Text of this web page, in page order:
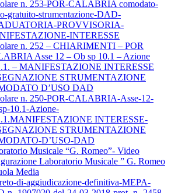
n. 253-POR-CALABRIA comodato-
gratuito-strumentazione-DAD-
PROVVISORIA-
INTERESSE
n. 252 – CHIARIMENTI – POR
Asse 12 – Ob sp 10.1 – Azione
– MANIFESTAZIONE INTERESSE
STRUMENTAZIONE
D’USO DAD
n. 250-POR-CALABRIA-Asse-12-
10.1-Azione-
INTERESSE-
STRUMENTAZIONE
D’USO-DAD
Musicale “G. Romeo”- Video
Laboratorio Musicale ” G. Romeo
Media
di-aggiudicazione-definitiva-MEPA-